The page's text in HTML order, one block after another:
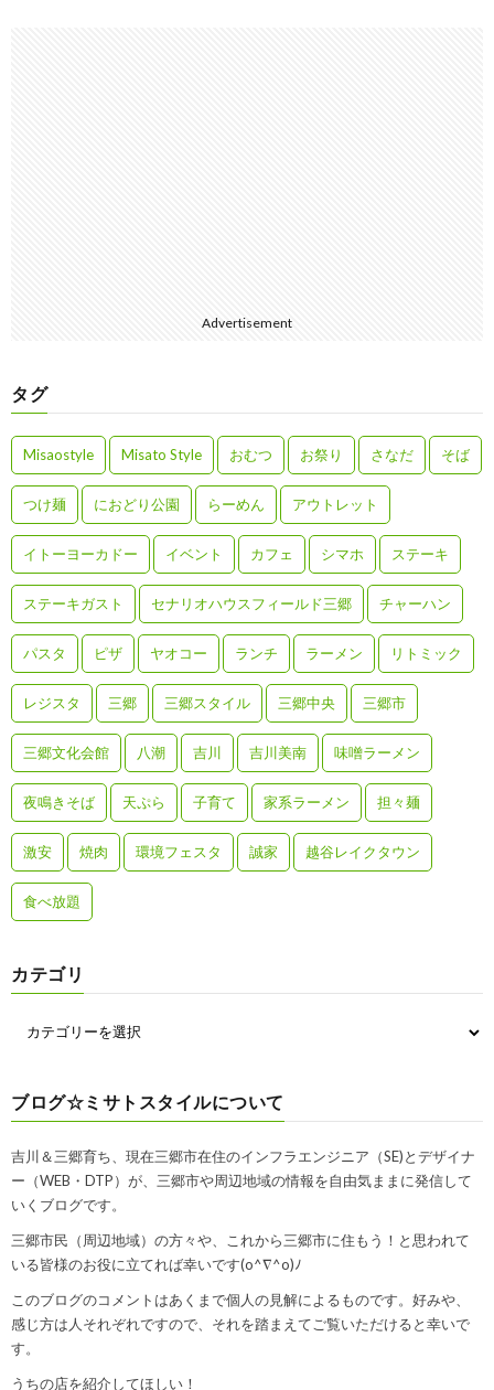
Advertisement
タグ
Misaostyle Misato Style おむつ お祭り さなだ そば
つけ麺 におどり公園 らーめん アウトレット
イトーヨーカドー イベント カフェ シマホ ステーキ
ステーキガスト セナリオハウスフィールド三郷 チャーハン
パスタ ピザ ヤオコー ランチ ラーメン リトミック
レジスタ 三郷 三郷スタイル 三郷中央 三郷市
三郷文化会館 八潮 吉川 吉川美南 味噌ラーメン
夜鳴きそば 天ぷら 子育て 家系ラーメン 担々麺
激安 焼肉 環境フェスタ 誠家 越谷レイクタウン
食べ放題
カテゴリ
ブログ☆ミサトスタイルについて
吉川＆三郷育ち、現在三郷市在住のインフラエンジニア（SE)とデザイナ
ー（WEB・DTP）が、三郷市や周辺地域の情報を自由気ままに発信して
いくブログです。
三郷市民（周辺地域）の方々や、これから三郷市に住もう！と思われて
いる皆様のお役に立てれば幸いです(o^∇^o)ﾉ
このブログのコメントはあくまで個人の見解によるものです。好みや、
感じ方は人それぞれですので、それを踏まえてご覧いただけると幸いで
す。
うちの店を紹介してほしい！